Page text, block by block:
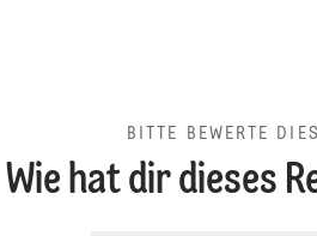
BITTE BEWERTE
Wie hat dir dieses